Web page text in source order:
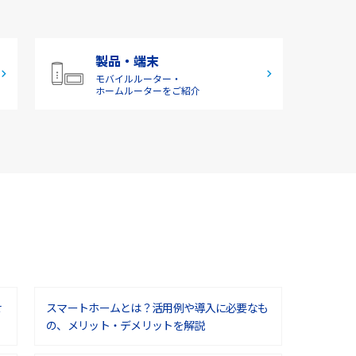
製品・端末
モバイルルーター・
ホームルーターをご紹介
スマートホームとは？活用例や導入に必要なも
の、メリット・デメリットを解説